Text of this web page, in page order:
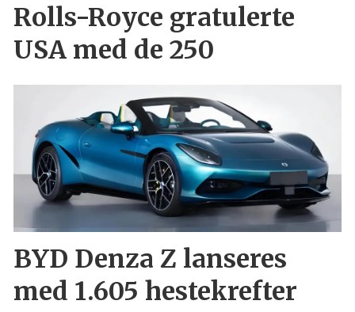
Rolls-Royce gratulerte
USA med de 250
BYD Denza Z lanseres
med 1.605 hestekrefter